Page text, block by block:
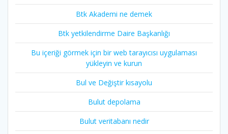
Btk Akademi ne demek
Btk yetkilendirme Daire Başkanlığı
Bu içeriği görmek için bir web tarayıcısı uygulaması
yükleyin ve kurun
Bul ve Değiştir kısayolu
Bulut depolama
Bulut veritabanı nedir